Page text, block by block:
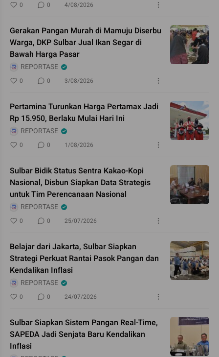
0 0 4/08/2026
Gerakan Pangan Murah di Mamuju Diserbu
Warga, DKP Sulbar Jual Ikan Segar di
Bawah Harga Pasar
REPORTASE
0 0 3/08/2026
Pertamina Turunkan Harga Pertamax Jadi
Rp 15.950, Berlaku Mulai Hari Ini
REPORTASE
0 0 1/08/2026
Sulbar Bidik Status Sentra Kakao-Kopi
Nasional, Disbun Siapkan Data Strategis
untuk Tim Perencanaan Nasional
REPORTASE
0 0 25/07/2026
Belajar dari Jakarta, Sulbar Siapkan
Strategi Perkuat Rantai Pasok Pangan dan
Kendalikan Inflasi
REPORTASE
0 0 24/07/2026
Sulbar Siapkan Sistem Pangan Real-Time,
SAPEDA Jadi Senjata Baru Kendalikan
Inflasi